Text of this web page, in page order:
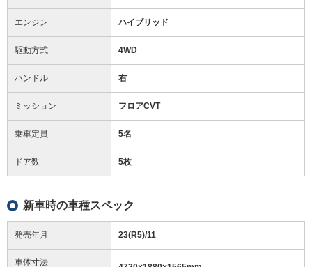
エンジン ハイブリッド
駆動方式 4WD
ハンドル 右
ミッション フロアCVT
乗車定員 5名
ドア数 5枚
新車時の車種スペック
発売年月 23(R5)/11
車体寸法